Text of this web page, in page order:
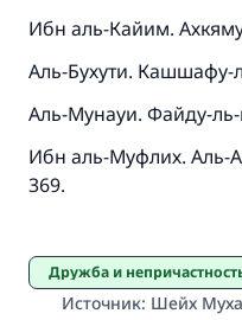
Ибн аль-Кайим.
Аль-Бухути. Кашшафу-
Аль-Мунауи. Файду-ль-
Ибн аль-Муфлих. Аль-
369.
Дружба и
Источник: Шейх